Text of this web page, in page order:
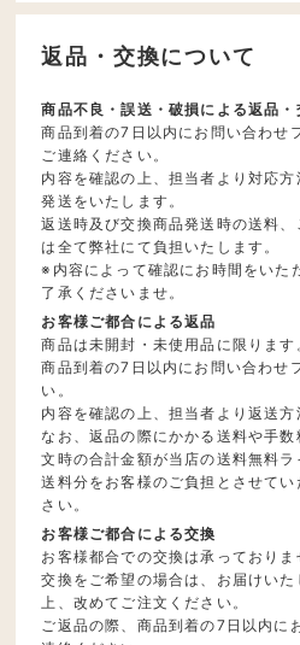
返品・交換について
商品不良・誤送・破損による返品・
商品到着の7日以内にお問い合わせ
ご連絡ください。
内容を確認の上、担当者より対応
発送をいたします。
返送時及び交換商品発送時の送料
は全て弊社にて負担いたします。
※内容によって確認にお時間をいた
了承くださいませ。
お客様ご都合による返品
商品は未開封・未使用品に限ります
商品到着の7日以内にお問い合わせ
い。
内容を確認の上、担当者より返送方
なお、返品の際にかかる送料や手
文時の合計金額が当店の送料無料
送料分をお客様のご負担とさせて
さい。
お客様ご都合による交換
お客様都合での交換は承っておりま
交換をご希望の場合は、お届けい
上、改めてご注文ください。
ご返品の際、商品到着の7日以内に